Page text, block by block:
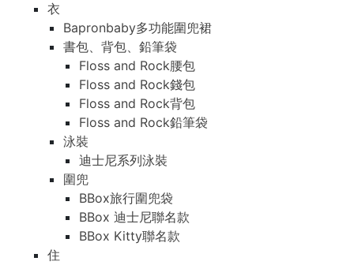
衣
Bapronbaby多功能圍兜裙
書包、背包、鉛筆袋
Floss and Rock腰包
Floss and Rock錢包
Floss and Rock背包
Floss and Rock鉛筆袋
泳裝
迪士尼系列泳裝
圍兜
BBox旅行圍兜袋
BBox 迪士尼聯名款
BBox Kitty聯名款
住